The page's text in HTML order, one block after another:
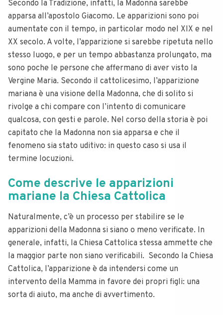
Secondo la Tradizione, infatti, la Madonna sarebbe
apparsa all’apostolo Giacomo. Le apparizioni sono poi
aumentate con il tempo, in particolar modo nel XIX e nel
XX secolo. A volte, l’apparizione si sarebbe ripetuta nello
stesso luogo, e per un tempo abbastanza prolungato, ma
sono poche le persone che affermano di aver visto la
Vergine Maria. Secondo il cattolicesimo, l’apparizione
mariana è una visione della Madonna, che di solito si
rivolge a chi compare con l’intento di comunicare
qualcosa, con gesti e parole. Nel corso della storia è poi
capitato che la Madonna non sia apparsa e che il
fenomeno sia stato uditivo: in questo caso si usa il
termine locuzioni.
Come descrive le apparizioni
mariane la Chiesa Cattolica
Naturalmente, c’è un processo per stabilire se le
apparizioni della Madonna si siano o meno verificate. In
generale, infatti, la Chiesa Cattolica stessa ammette che
la maggior parte non siano verificabili. Secondo la Chiesa
Cattolica, l’apparizione è da intendersi come un
intervento della Mamma in favore dei propri figli: una
sorta di aiuto, ma anche di avvertimento.